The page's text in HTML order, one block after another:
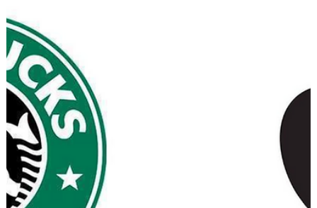
logotipo, logomarca, símbolo e identidade visual. Aprenda a
construir uma marca forte com design profissional.